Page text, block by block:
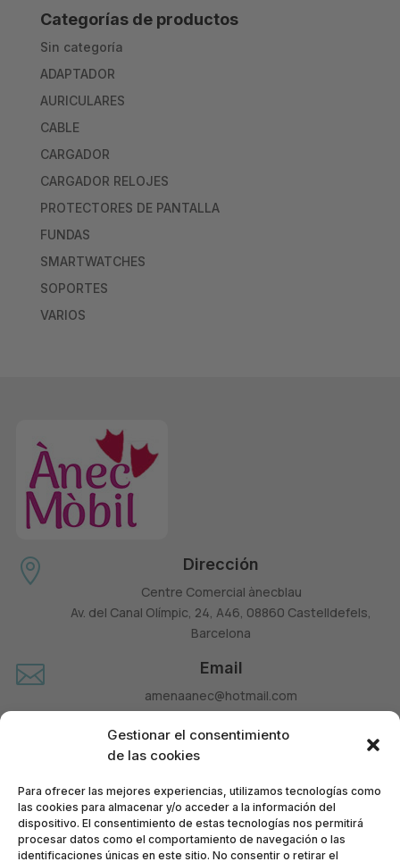
Gestionar el consentimiento
de las cookies
Para ofrecer las mejores experiencias, utilizamos tecnologías como
las cookies para almacenar y/o acceder a la información del
dispositivo. El consentimiento de estas tecnologías nos permitirá
procesar datos como el comportamiento de navegación o las
identificaciones únicas en este sitio. No consentir o retirar el
Categorías de productos
Sin categoría
ADAPTADOR
AURICULARES
CABLE
CARGADOR
CARGADOR RELOJES
PROTECTORES DE PANTALLA
FUNDAS
SMARTWATCHES
SOPORTES
VARIOS
 Dirección
Centre Comercial ànecblau
Av. del Canal Olímpic, 24, A46, 08860 Castelldefels,
Barcelona
 Email
amenaanec@hotmail.com
Teléfono
660 677 963